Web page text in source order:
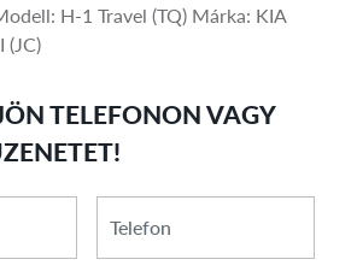
H-1 Travel (TQ) Márka: KIA
(JC)
TELEFONON VAGY